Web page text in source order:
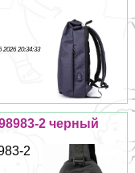
2026 20:34:33
2 черный
2